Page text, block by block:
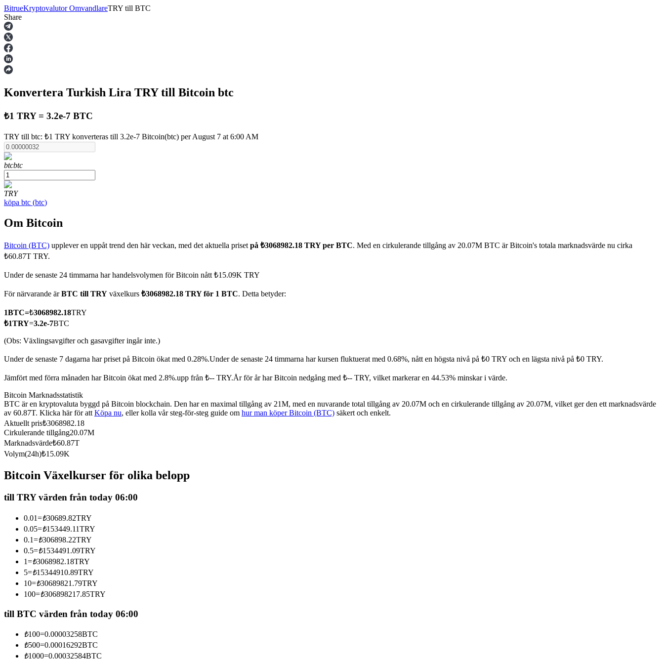
Terminer
USDT Futures
TradFi
Derivat för aktier, valuta, ädelmetaller och råvaror
USDC Futures
Futures med USDC som säkerhet
Kopiera Trading
Gå med de bästa handlarna
BitrueKryptovalutor OmvandlareTRY till BTC
Share
Konvertera Turkish Lira TRYtill Bitcoin btc
₺1 TRY = 3.2e-7 BTC
TRY till btc: ₺1 TRY konverteras till 3.2e-7 Bitcoin(btc) per August 7 at 6:00 AM
btcbtc
TRY
köpa btc (btc)
Om Bitcoin
Bitcoin (BTC) upplever en uppåt trend den här veckan, med det aktuella priset på ₺3068982.18 TRY per BTC. Med en cirkulerande tillgång av 20.07M BTC är Bitcoin's totala marknadsvärde nu cirka
₺60.87T TRY.
Under de senaste 24 timmarna har handelsvolymen för Bitcoin nått ₺15.09K TRY
För närvarande ärBTC till TRY växelkurs ₺3068982.18 TRY för 1 BTC. Detta betyder:
1BTC=₺3068982.18TRY
₺1TRY=3.2e-7BTC
(Obs: Växlingsavgifter och gasavgifter ingår inte.)
Under de senaste 7 dagarna har priset på Bitcoin ökat med 0.28%.Under de senaste 24 timmarna har kursen fluktuerat med 0.68%, nått en högsta nivå på ₺0 TRY och en lägsta nivå på ₺0 TRY.
Jämfört med förra månaden har Bitcoin ökat med 2.8%.upp från ₺-- TRY.År för år har Bitcoin nedgång med ₺-- TRY, vilket markerar en 44.53% minskar i värde.
Bitcoin Marknadsstatistik
BTC är en kryptovaluta byggd på Bitcoin blockchain. Den har en maximal tillgång av 21M, med en nuvarande total tillgång av 20.07M och en cirkulerande tillgång av 20.07M, vilket ger den ett marknadsvärde
av 60.87T. Klicka här för att Köpa nu, eller kolla vår steg-för-steg guide om hur man köper Bitcoin (BTC) säkert och enkelt.
Aktuellt pris₺3068982.18
Cirkulerande tillgång20.07M
Marknadsvärde₺60.87T
Volym(24h)₺15.09K
Bitcoin Växelkurser för olika belopp
till TRY värden från today 06:00
0.01=₺30689.82TRY
0.05=₺153449.11TRY
0.1=₺306898.22TRY
0.5=₺1534491.09TRY
1=₺3068982.18TRY
5=₺15344910.89TRY
10=₺30689821.79TRY
100=₺306898217.85TRY
till BTC värden från today 06:00
₺100=0.00003258BTC
₺500=0.00016292BTC
₺1000=0.00032584BTC